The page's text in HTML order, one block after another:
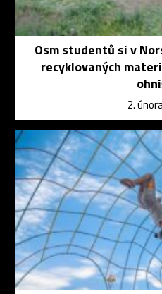
Osm studentů si v
recyklovaných
2.